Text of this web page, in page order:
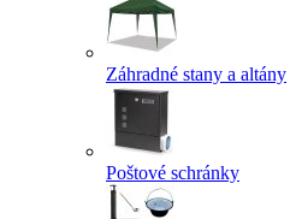
Záhradné stany a altány
Poštové schránky